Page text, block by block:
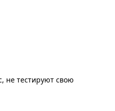
не тестируют свою